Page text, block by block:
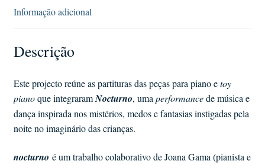
Informação adicional
Descrição
Este projecto reúne as partituras das peças para piano etoy
pianoque integraramNocturno, umaperformancede música e
dança inspirada nos mistérios, medos e fantasias instigadas pela
noite no imaginário das crianças.
nocturno é um trabalho colaborativo de Joana Gama (pianista e